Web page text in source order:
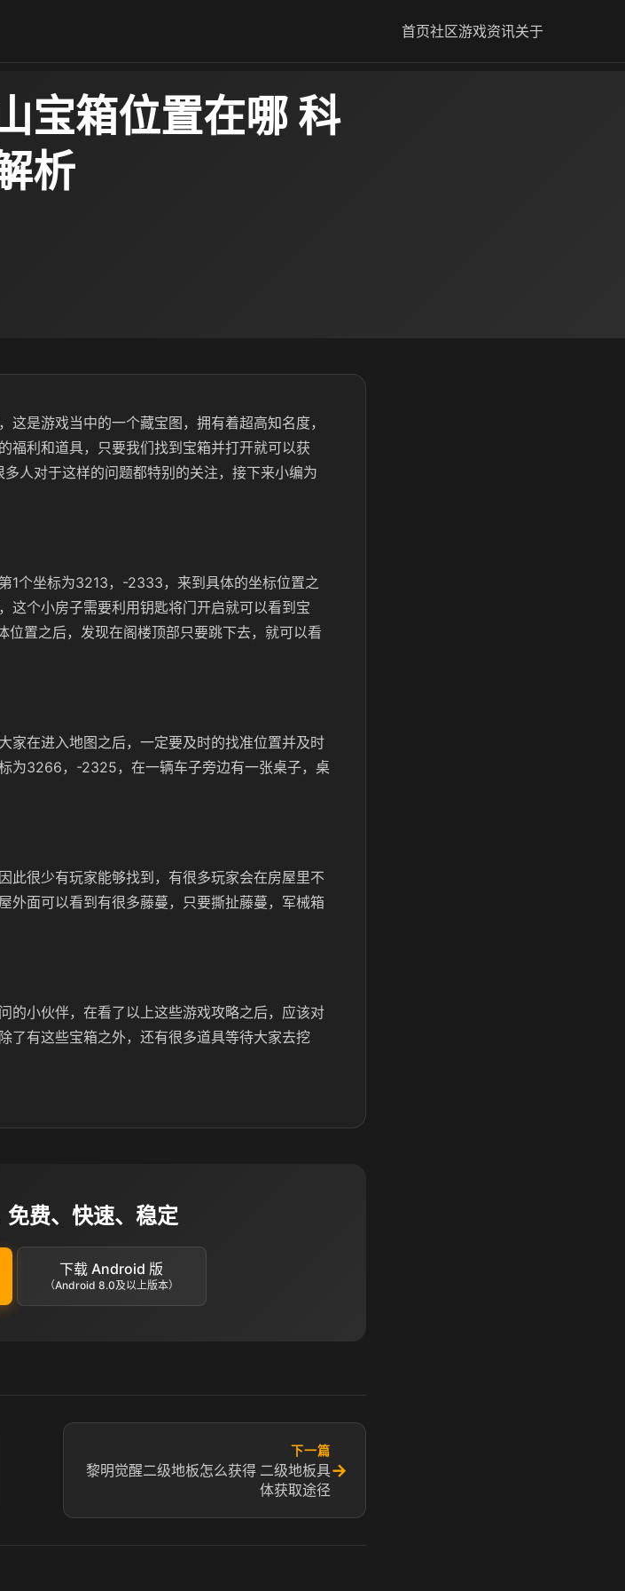
首页社区游戏资讯关于
宝箱位置在哪 科
析
是游戏当中的一个藏宝图，拥有着超高知名度，
福利和道具，只要我们找到宝箱并打开就可以获
人对于这样的问题都特别的关注，接下来小编为
1个坐标为3213，-2333，来到具体的坐标位置之
这个小房子需要利用钥匙将门开启就可以看到宝
置之后，发现在阁楼顶部只要跳下去，就可以看
家在进入地图之后，一定要及时的找准位置并及时
为3266，-2325，在一辆车子旁边有一张桌子，桌
此很少有玩家能够找到，有很多玩家会在房屋里不
外面可以看到有很多藤蔓，只要撕扯藤蔓，军械箱
的小伙伴，在看了以上这些游戏攻略之后，应该对
了有这些宝箱之外，还有很多道具等待大家去挖
免费、快速、稳定
下载 Android 版
（Android 8.0及以上版本）
下一篇
黎明觉醒二级地板怎么获得 二级地板具
体获取途径
→